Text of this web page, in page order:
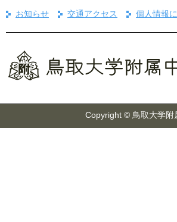
お知らせ 交通アクセス 個人情報
Copyright © 鳥取大学